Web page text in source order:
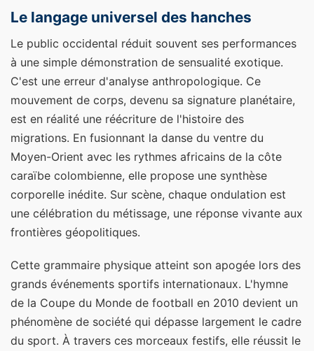
Le langage universel des hanches
Le public occidental réduit souvent ses performances
à une simple démonstration de sensualité exotique.
C'est une erreur d'analyse anthropologique. Ce
mouvement de corps, devenu sa signature planétaire,
est en réalité une réécriture de l'histoire des
migrations. En fusionnant la danse du ventre du
Moyen-Orient avec les rythmes africains de la côte
caraïbe colombienne, elle propose une synthèse
corporelle inédite. Sur scène, chaque ondulation est
une célébration du métissage, une réponse vivante aux
frontières géopolitiques.
Cette grammaire physique atteint son apogée lors des
grands événements sportifs internationaux. L'hymne
de la Coupe du Monde de football en 2010 devient un
phénomène de société qui dépasse largement le cadre
du sport. À travers ces morceaux festifs, elle réussit le